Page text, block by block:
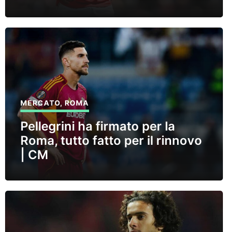
MERCATO,ROMA
Pellegrini ha firmato per la
Roma, tutto fatto per il rinnovo
| CM